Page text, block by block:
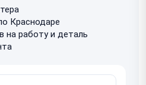
Краснодаре
на работу и деталь